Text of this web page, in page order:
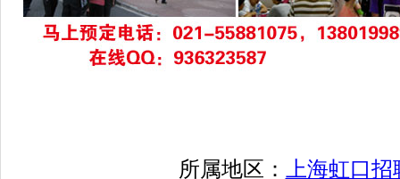
所属地区： 上海虹口